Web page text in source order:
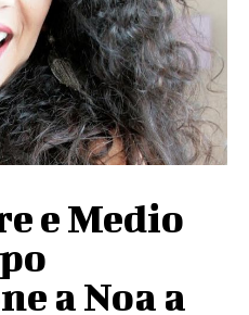
e Medio
a Noa a